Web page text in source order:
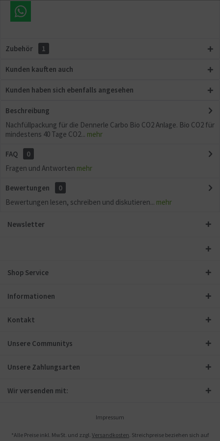
Zubehör 1
Kunden kauften auch
Kunden haben sich ebenfalls angesehen
Beschreibung
Nachfüllpackung für die Dennerle Carbo Bio CO2 Anlage. Bio CO2 für
mindestens 40 Tage CO2... mehr
FAQ
0
Fragen und Antworten mehr
Bewertungen
0
Bewertungen lesen, schreiben und diskutieren... mehr
Newsletter
Shop Service
Informationen
Kontakt
Unsere Communitys
Unsere Zahlungsarten
Wir versenden mit:
Impressum
*Alle Preise inkl. MwSt. und zzgl. Versandkosten. Streichpreise beziehen sich auf
Sonstige